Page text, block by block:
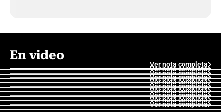
En video
Ver nota completa
Ver nota completa
Ver nota completa
Ver nota completa
Ver nota completa
Ver nota completa
Ver nota completa
Ver nota completa
Ver nota completa
Ver nota completa